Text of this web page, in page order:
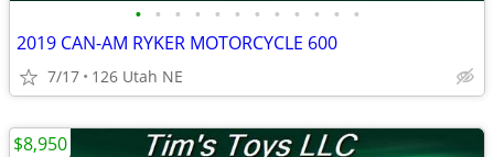
• • • • • • • • • • • •
2019 CAN-AM RYKER MOTORCYCLE 600
7/17 126 Utah NE
$8,950